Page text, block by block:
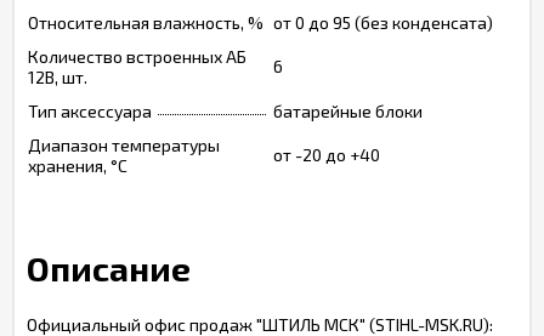
Относительная влажность, % от 0 до 95 (без конденсата)
Количество встроенных АБ
12В, шт.
6
Тип аксессуара
батарейные блоки
Диапазон температуры
хранения, °С
от -20 до +40
Описание
Официальный офис продаж "ШТИЛЬ МСК" (STIHL-MSK.RU):